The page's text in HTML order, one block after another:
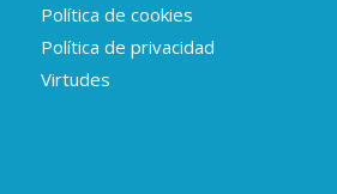
Política de cookies
Política de privacidad
Virtudes